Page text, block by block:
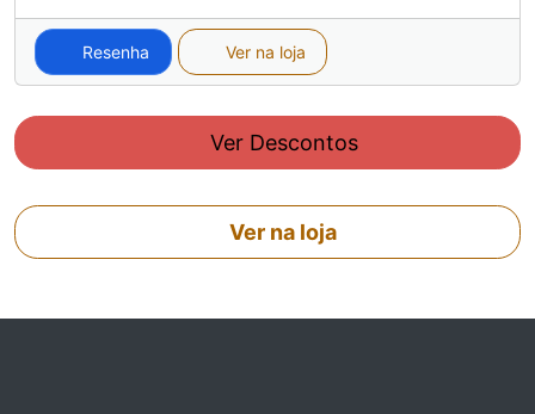
Resenha Ver na loja
Ver Descontos
Ver na loja